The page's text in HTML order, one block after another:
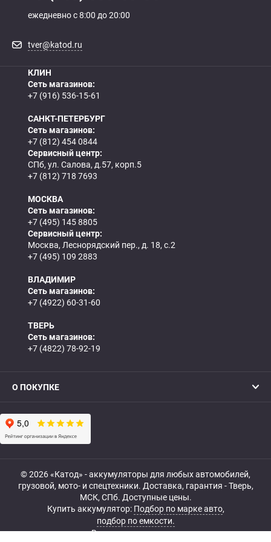
ежедневно с 8:00 до 20:00
tver@katod.ru
КЛИН
Сеть магазинов:
+7 (916) 536-15-61
САНКТ-ПЕТЕРБУРГ
Сеть магазинов:
+7 (812) 454 0844
Сервисный центр:
СПб, ул. Салова, д.57, корп.5
+7 (812) 718 7693
МОСКВА
Сеть магазинов:
+7 (495) 145 8805
Сервисный центр:
Москва, Леснорядский пер., д. 18, с.2
+7 (495) 109 2883
ВЛАДИМИР
Сеть магазинов:
+7 (4922) 60-31-60
ТВЕРЬ
Сеть магазинов:
+7 (4822) 78-92-19
О ПОКУПКЕ
© 2026 «Катод» - аккумуляторы для любых автомобилей,
грузовой, мото- и спецтехники. Доставка, гарантия - Тверь,
МСК, СПб. Доступные цены.
Купить аккумулятор: Подбор по марке авто,
подбор по емкости.
Все права защищены.